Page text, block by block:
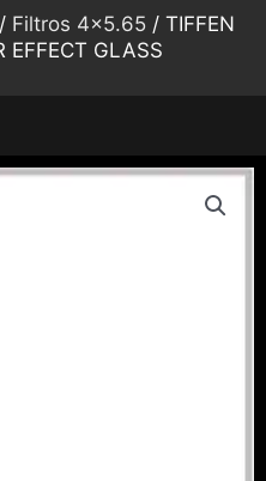
/ Filtros 4x5.65 / TIFFEN
EFFECT GLASS